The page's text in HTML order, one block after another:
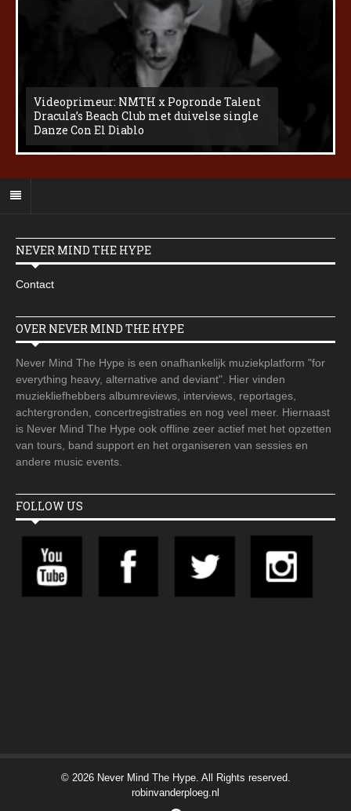
Videoprimeur: NMTH x Popronde Talent
Dracula’s Beach Club met duivelse single
Danze Con El Diablo
NEVER MIND THE HYPE
Contact
OVER NEVER MIND THE HYPE
Never Mind The Hype is een onafhankelijk muziekplatform "for
everything heavy, alternative and deviant". Hier vinden
muziekliefhebbers albumreviews, interviews, reportages,
achtergronden, concertregistraties en nog veel meer. Hiernaast
is Never Mind The Hype ook offline zeer actief met het opzetten
van tours, band support en het organiseren van sessies en
andere music events.
FOLLOW US
© 2026 Never Mind The Hype. All Rights reserved.
robinvanderploeg.nl